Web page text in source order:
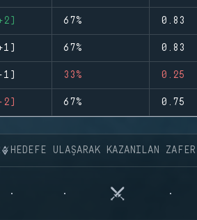
67% 0.83
67% 0.83
33% 0.25
67% 0.75
HEDEFE ULAŞARAK KAZANILAN ZAFER